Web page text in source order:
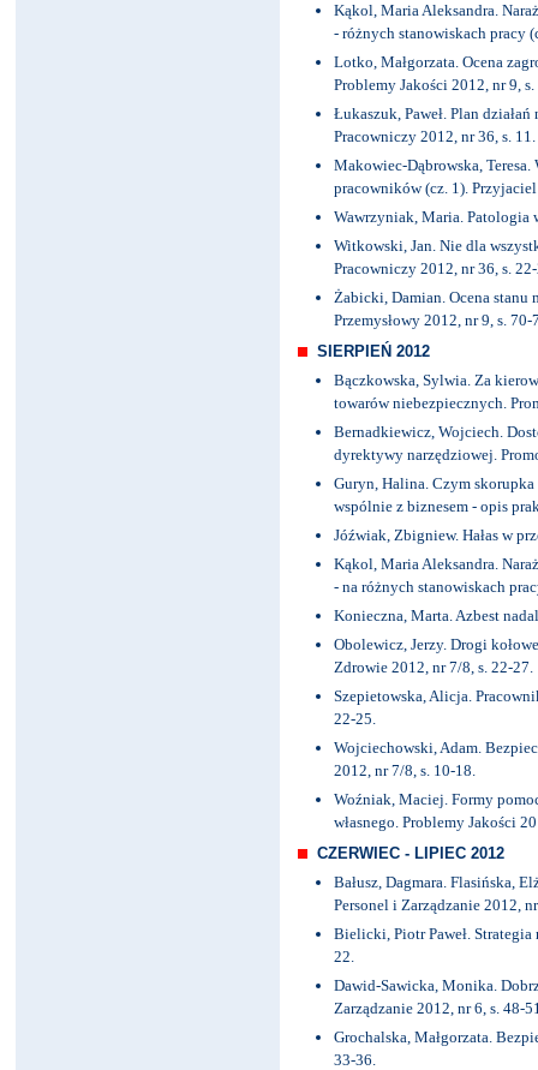
Kąkol, Maria Aleksandra.
- różnych stanowiskach pracy
Lotko, Małgorzata. Ocena
Problemy Jakości 2012, nr 9,
Łukaszuk, Paweł. Plan
Pracowniczy 2012, nr 36, s. 11.
Makowiec-Dąbrowska,
pracowników (cz. 1).
Wawrzyniak, Maria. Patologia
Witkowski, Jan. Nie dla
Pracowniczy 2012, nr 36, s.
Żabicki, Damian. Ocena
Przemysłowy 2012, nr 9, s. 70-
SIERPIEŃ 2012
Bączkowska, Sylwia. Za
towarów niebezpiecznych.
Bernadkiewicz, Wojciech.
dyrektywy narzędziowej.
Guryn, Halina. Czym skorupka
wspólnie z biznesem - opis
Jóźwiak, Zbigniew. Hałas w
Kąkol, Maria Aleksandra.
- na różnych stanowiskach
Konieczna, Marta. Azbest
Obolewicz, Jerzy. Drogi
Zdrowie 2012, nr 7/8, s. 22-27.
Szepietowska, Alicja.
22-25.
Wojciechowski, Adam.
2012, nr 7/8, s. 10-18.
Woźniak, Maciej. Formy
własnego. Problemy Jakości
CZERWIEC - LIPIEC 2012
Bałusz, Dagmara. Flasińska,
Personel i Zarządzanie 2012,
Bielicki, Piotr Paweł.
22.
Dawid-Sawicka, Monika.
Zarządzanie 2012, nr 6, s. 48-
Grochalska, Małgorzata.
33-36.